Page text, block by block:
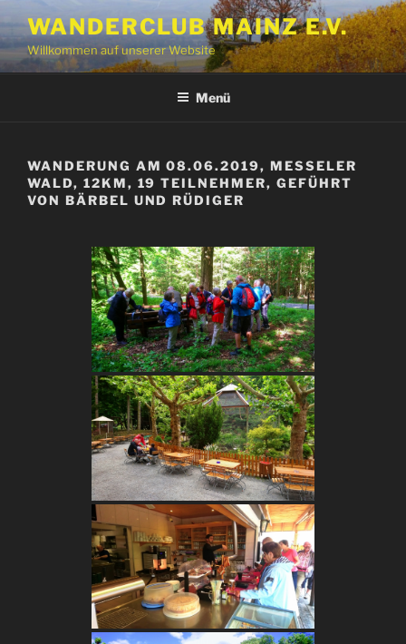
Inhalt
springen
WANDERCLUB MAINZ E.V.
Willkommen auf unserer Website
Menü
WANDERUNG AM 08.06.2019, MESSELER
WALD, 12KM, 19 TEILNEHMER, GEFÜHRT
VON BÄRBEL UND RÜDIGER